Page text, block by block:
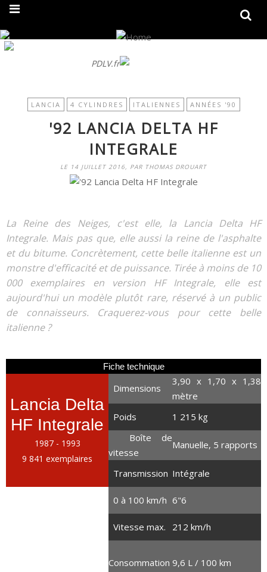
PDLV.fr
LANCIA 4 CYLINDRES ITALIENNES ANNÉES '90
'92 LANCIA DELTA HF
INTEGRALE
LE 14 JUILLET 2016, PAR THOMAS DROUART
La Reine des Neiges, c'est elle, la Lancia Delta HF
Integrale. Mais pas que, elle aussi la reine de l'asphalte
et du bitume. Concrètement, cette belle italienne est un
monstre d'efficacité et de puissance. Tirée à moins de 10
000 exemplaires en version HF Integrale, elle est
aujourd'hui un modèle plutôt rare, réservé à un public
de connaisseurs. Craquerez-vous pour cette belle
italienne ?
Fiche technique
Lancia Delta
HF Integrale
1987 - 1993
9 841 exemplaires
Dimensions
3,90 x 1,70 x 1,38
mètre
Poids
1 215 kg
Boîte de
vitesse
Manuelle, 5 rapports
Transmission Intégrale
0 à 100 km/h 6"6
Vitesse max. 212 km/h
Consommation 9,6 L / 100 km